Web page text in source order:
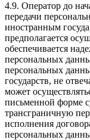
4.9. Оператор до
передачи
иностранным
предполагается
обеспечивается
персональных
персональных
государств, не
может
письменной форме
трансграничную
исполнения
персональных